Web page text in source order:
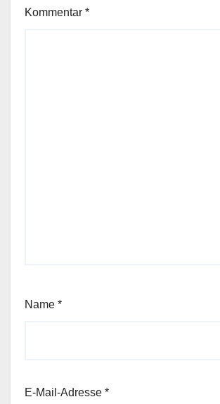
Kommentar *
Name *
E-Mail-Adresse *